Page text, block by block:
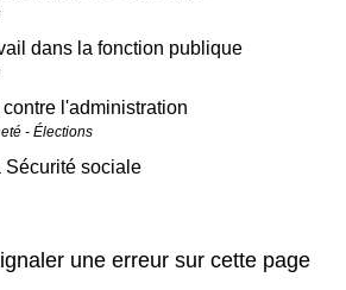
dans la fonction publique
l'administration
- Élections
Sécurité sociale
une erreur sur cette page